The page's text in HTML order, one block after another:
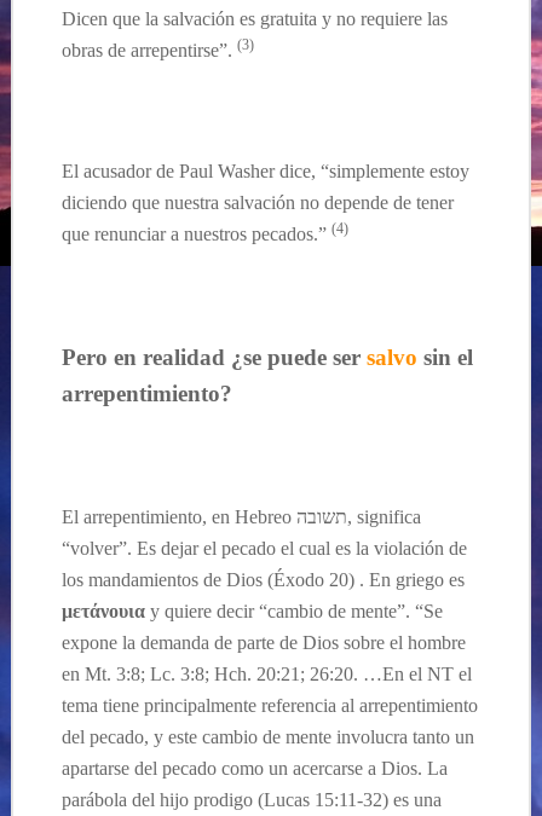
Dicen que la salvación es gratuita y no requiere las
obras de arrepentirse”. (3)
El acusador de Paul Washer dice, “simplemente estoy
diciendo que nuestra salvación no depende de tener
que renunciar a nuestros pecados.” (4)
Pero en realidad ¿se puede ser salvo sin el
arrepentimiento?
El arrepentimiento, en Hebreo תשובה, significa
“volver”. Es dejar el pecado el cual es la violación de
los mandamientos de Dios (Éxodo 20) . En griego es
μετάνουια y quiere decir “cambio de mente”. “Se
expone la demanda de parte de Dios sobre el hombre
en Mt. 3:8; Lc. 3:8; Hch. 20:21; 26:20. …En el NT el
tema tiene principalmente referencia al arrepentimiento
del pecado, y este cambio de mente involucra tanto un
apartarse del pecado como un acercarse a Dios. La
paráboladel hijo prodigo (Lucas 15:11-32) es una